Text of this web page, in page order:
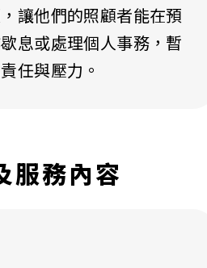
讓他們的照顧者能在預
息或處理個人事務，暫
任與壓力。
服務內容